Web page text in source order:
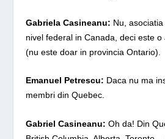
Gabriela Casineanu: Nu,
nivel federal in Canada, deci este
(nu este doar in provincia Ontario).
Emanuel Petrescu: Daca nu ma
membri din Quebec.
Gabriel Casineanu:Oh da! Din